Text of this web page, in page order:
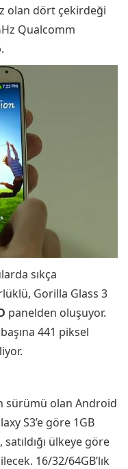
olan dört çekirdeği
Qualcomm
sıkça
Gorilla Glass 3
panelden oluşuyor.
441 piksel
sürümü olan Android
S3’e göre 1GB
satıldığı ülkeye göre
16/32/64GB’lık